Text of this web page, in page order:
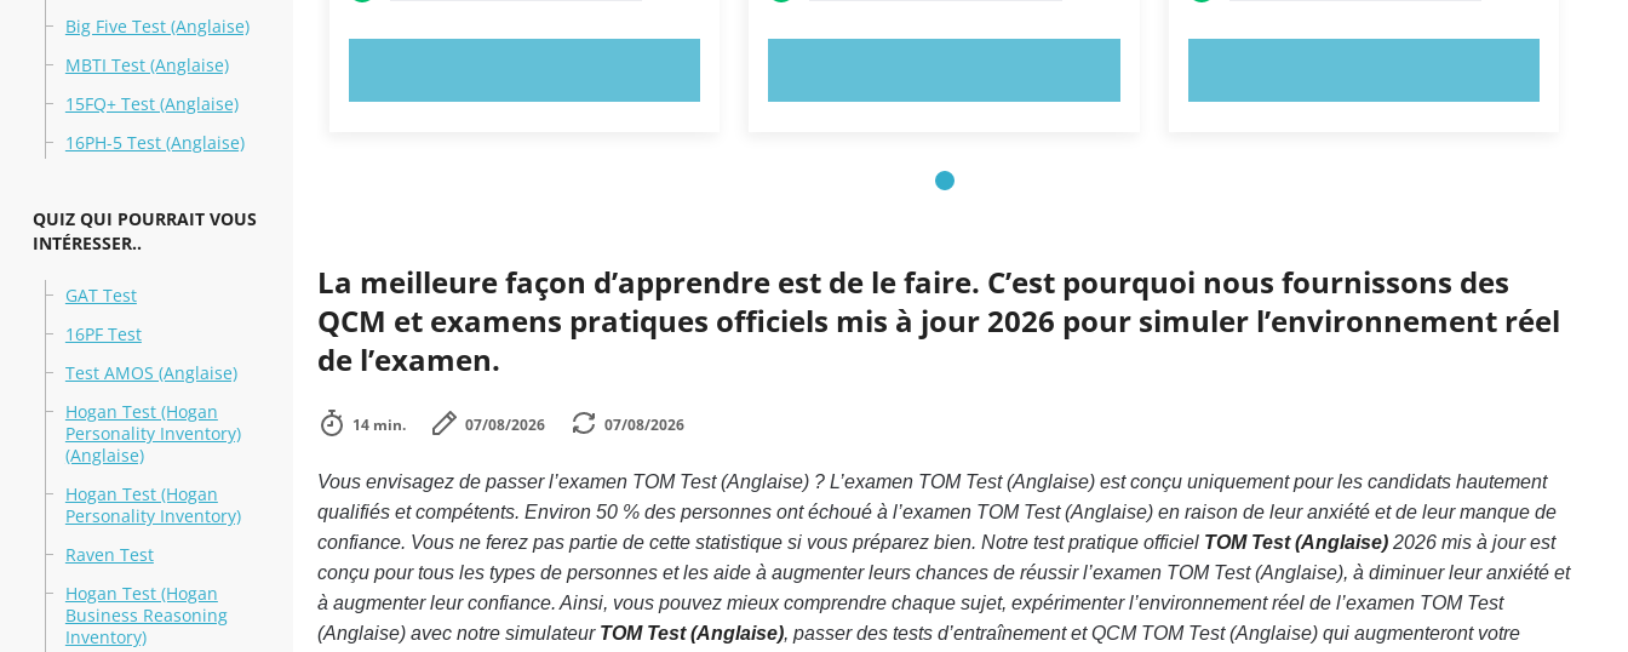
Big Five Test (Anglaise)
MBTI Test (Anglaise)
15FQ+ Test (Anglaise)
16PH-5 Test (Anglaise)
QUIZ QUI POURRAIT VOUS
INTÉRESSER..
GAT Test
16PF Test
Test AMOS (Anglaise)
Hogan Test (Hogan
Personality Inventory)
(Anglaise)
Hogan Test (Hogan
Personality Inventory)
Raven Test
Hogan Test (Hogan
Business Reasoning
Inventory)
La meilleure façon d’apprendre est de le faire. C’est pourquoi nous fournissons des
QCM et examens pratiques officiels mis à jour 2026 pour simuler l’environnement réel
de l’examen.
14 min. 07/08/2026 07/08/2026
Vous envisagez de passer l’examen TOM Test (Anglaise) ? L’examen TOM Test (Anglaise) est conçu uniquement pour les candidats hautement
qualifiés et compétents. Environ 50 % des personnes ont échoué à l’examen TOM Test (Anglaise) en raison de leur anxiété et de leur manque de
confiance. Vous ne ferez pas partie de cette statistique si vous préparez bien. Notre test pratique officiel TOM Test (Anglaise)2026 mis à jour est
conçu pour tous les types de personnes et les aide à augmenter leurs chances de réussir l’examen TOM Test (Anglaise), à diminuer leur anxiété et
à augmenter leur confiance. Ainsi, vous pouvez mieux comprendre chaque sujet, expérimenter l’environnement réel de l’examen TOM Test
(Anglaise) avec notre simulateur TOM Test (Anglaise), passer des tests d’entraînement et QCM TOM Test (Anglaise) qui augmenteront votre